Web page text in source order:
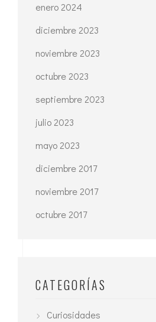
enero 2024
diciembre 2023
noviembre 2023
octubre 2023
septiembre 2023
julio 2023
mayo 2023
diciembre 2017
noviembre 2017
octubre 2017
CATEGORÍAS
Curiosidades